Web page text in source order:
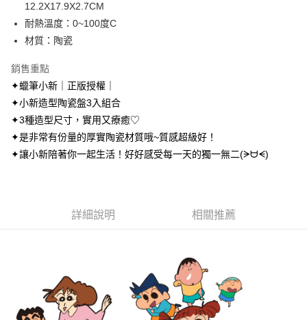
悠遊付
AFTEE先享後付
相關說明
AFTEE先享後付是「在收到商品之後才付款」的支付方式。 讓您購物簡單
便利好安心！
１．簡單：不需註冊會員、不需綁卡、不需儲值。
２．便利：只要手機號碼，簡訊認證，即可結帳。
３．安心：先確認商品／服務後，再付款。
３．收到繳費通知簡訊後14天內，點擊此簡訊中的連結，可透過四大超商／
※ 交易是否成功請以「AFTEE先享後付 」之結帳頁面顯示為準，若有關於
是否繳費成功／繳費後需取消欲退款等相關疑問，請聯繫「AFTEE先享後付
客戶支援中心」https://netprotections.freshdesk.com/support/home
ATM付款
運送方式
全家取貨付款
每筆NT$70，滿NT$699(含以上)免運費
付款後7-11取貨
每筆NT$70，滿NT$899(含以上)免運費
12.2X17.9X2.7CM
耐熱溫度：0~100度C
材質：陶瓷
銷售重點
✦蠟筆小新｜正版授權｜
✦小新造型陶瓷盤3入組合
✦3種造型尺寸，實用又療癒♡
✦是非常有份量的厚實陶瓷材質哦~質感超級好！
✦讓小新陪著你一起生活！好好感受每一天的獨一無二(ᗒᗨᗕ)
詳細說明 相關推薦